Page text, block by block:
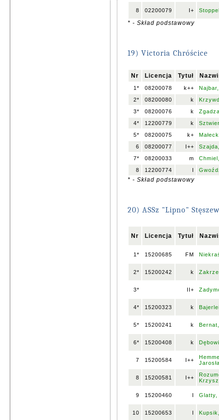
8 02200079 I+
* - Skład podstawowy
19) Victoria Chróścice
Nr Licencja Tytuł
1* 08200078 k++
2*
08200080 k
3*
08200076 k
4*
12200779 k
5*
08200075 k+
6
08200077 I++
7*
08200033 m
8
12200774 I
* - Skład podstawowy
20) ASSz "Lipno"
Nr Licencja Tytuł
1* 15200685 FM
2* 15200242 k
3* II+
4* 15200323 k
5* 15200241 k
6* 15200408 k
7 15200584 I++
8 15200581 I++
9 15200460 I Glatty,
10 15200653 I